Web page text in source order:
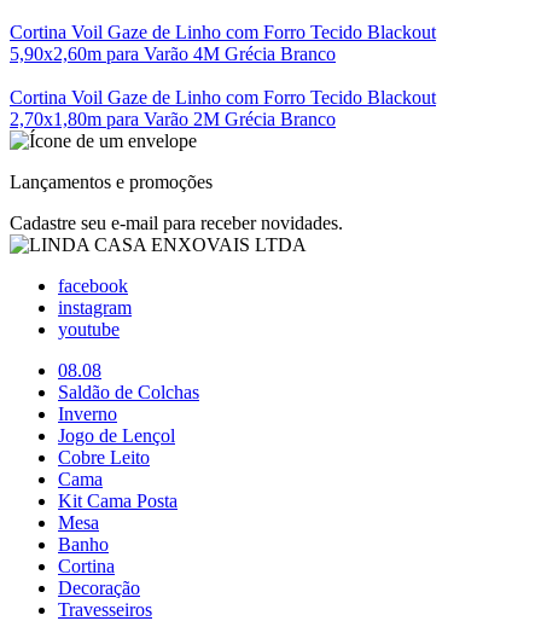
Cortina Voil Gaze de Linho com Forro Tecido Blackout
5,90x2,60m para Varão 4M Grécia Branco
Cortina Voil Gaze de Linho com Forro Tecido Blackout
2,70x1,80m para Varão 2M Grécia Branco
Lançamentos e promoções
Cadastre seu e-mail para receber novidades.
facebook
instagram
youtube
08.08
Saldão de Colchas
Inverno
Jogo de Lençol
Cobre Leito
Cama
Kit Cama Posta
Mesa
Banho
Cortina
Decoração
Travesseiros